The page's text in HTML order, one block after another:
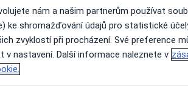
s.r.o.
nám a našim partnerům používat
ke shromažďování údajů pro statistické
zvyklostí při procházení. Své preference
v nastavení. Další informace naleznete v